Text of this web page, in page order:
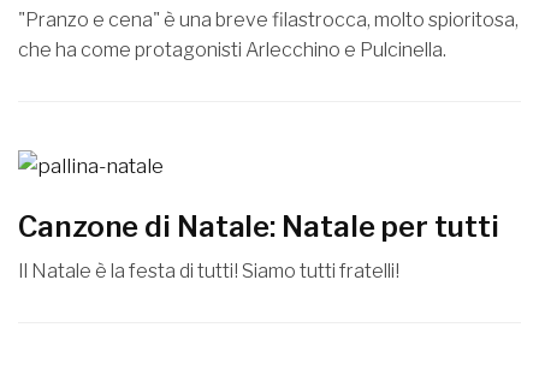
"Pranzo e cena" è una breve filastrocca, molto spioritosa,
che ha come protagonisti Arlecchino e Pulcinella.
Canzone di Natale: Natale per tutti
Il Natale è la festa di tutti! Siamo tutti fratelli!